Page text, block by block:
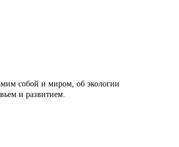
собой и миром, об экологии
и развитием.